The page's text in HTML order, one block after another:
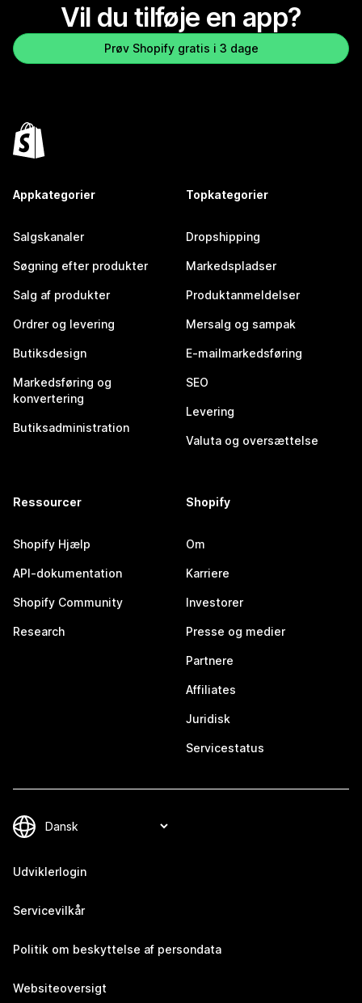
Vil du tilføje en app?
Prøv Shopify gratis i 3 dage
Appkategorier
Salgskanaler
Søgning efter produkter
Salg af produkter
Ordrer og levering
Butiksdesign
Markedsføring og
konvertering
Butiksadministration
Topkategorier
Dropshipping
Markedspladser
Produktanmeldelser
Mersalg og sampak
E-mailmarkedsføring
SEO
Levering
Valuta og oversættelse
Ressourcer
Shopify Hjælp
API-dokumentation
Shopify Community
Research
Shopify
Om
Karriere
Investorer
Presse og medier
Partnere
Affiliates
Juridisk
Servicestatus
Udviklerlogin
Servicevilkår
Politik om beskyttelse af persondata
Websiteoversigt